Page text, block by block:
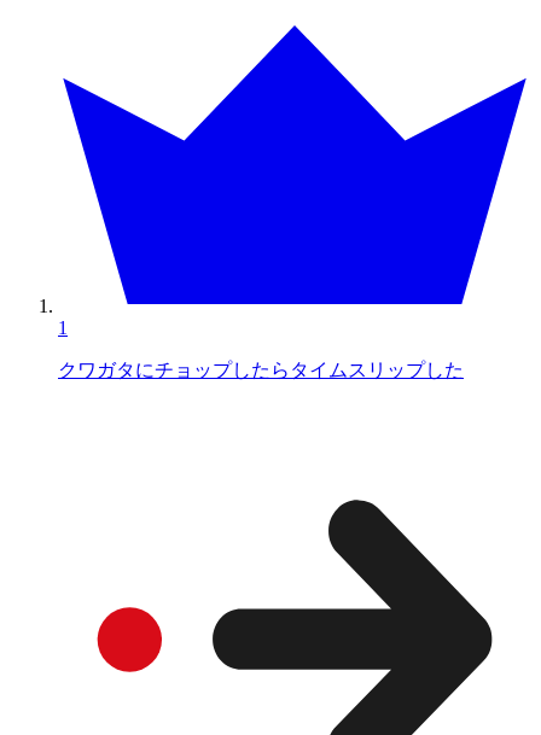
1
クワガタにチョップしたらタイムスリップした